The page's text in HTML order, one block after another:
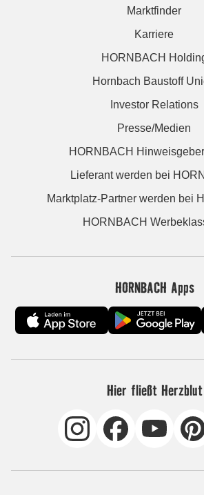
Marktfinder
Karriere
HORNBACH
Hornbach Baustoff
Investor Relations
Presse/Medien
HORNBACH
Lieferant werden bei
Marktplatz-Partner werden bei
HORNBACH
HORNBACH Apps
Hier fließt Herzblut